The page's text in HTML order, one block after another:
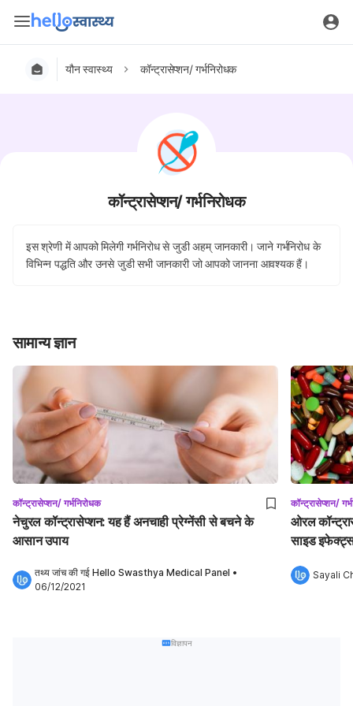
यौन स्वास्थ्य कॉन्ट्रासेप्शन/ गर्भनिरोधक
कॉन्ट्रासेप्शन/ गर्भनिरोधक
इस श्रेणी में आपको मिलेगी गर्भनिरोध से जुडी अहम् जानकारी। जाने गर्भनिरोध के
विभिन्न पद्धति और उनसे जुडी सभी जानकारी जो आपको जानना आवश्यक हैं।
सामान्य ज्ञान
कॉन्ट्रासेप्शन/ गर्भनिरोधक
नेचुरल कॉन्ट्रासेप्शन: यह हैं अनचाही प्रेग्नेंसी से बचने के
आसान उपाय
तथ्य जांच की गई Hello Swasthya Medical Panel •
06/12/2021
कॉन्ट्रासेप्शन/
ओरल
साइड
Sayali
विज्ञापन